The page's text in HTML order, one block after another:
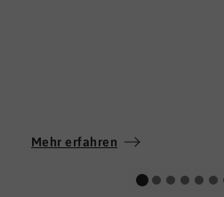
Mehr erfahren